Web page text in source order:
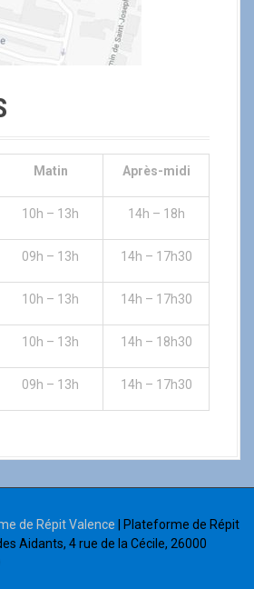
Matin Après-midi
10h – 13h 14h – 18h
09h – 13h 14h – 17h30
10h – 13h 14h – 17h30
10h – 13h 14h – 18h30
09h – 13h 14h – 17h30
de Répit Valence
| Plateforme de Répit
Aidants, 4 rue de la Cécile, 26000